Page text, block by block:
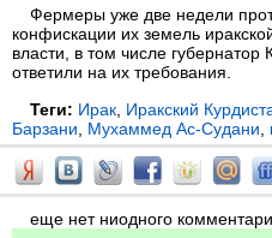
Фермеры уже две недели
конфискации их земель
власти, в том числе губернатор
ответили на их требования.
Теги: Ирак Иракский
Барзани
Мухаммед Ас-Судани
еще нет ниодного